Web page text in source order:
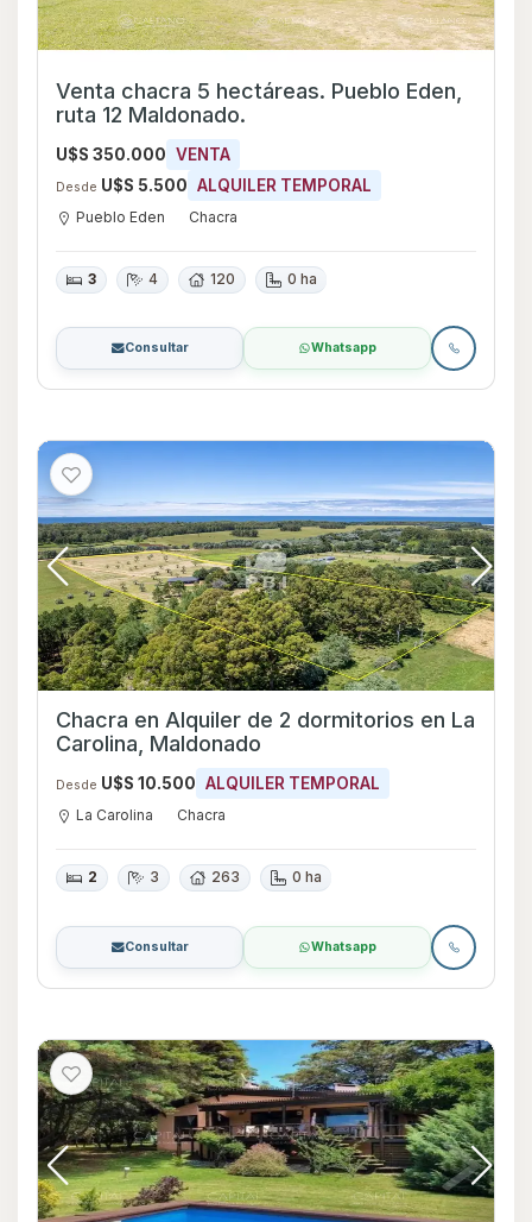
Venta chacra 5 hectáreas. Pueblo Eden,
ruta 12 Maldonado.
U$S 350.000 VENTA
Desde U$S 5.500 ALQUILER TEMPORAL
Pueblo Eden Chacra
3 4 120 0 ha
Consultar Whatsapp
Chacra en Alquiler de 2 dormitorios en La
Carolina, Maldonado
Desde U$S 10.500 ALQUILER TEMPORAL
La Carolina Chacra
2 3 263 0 ha
Consultar Whatsapp